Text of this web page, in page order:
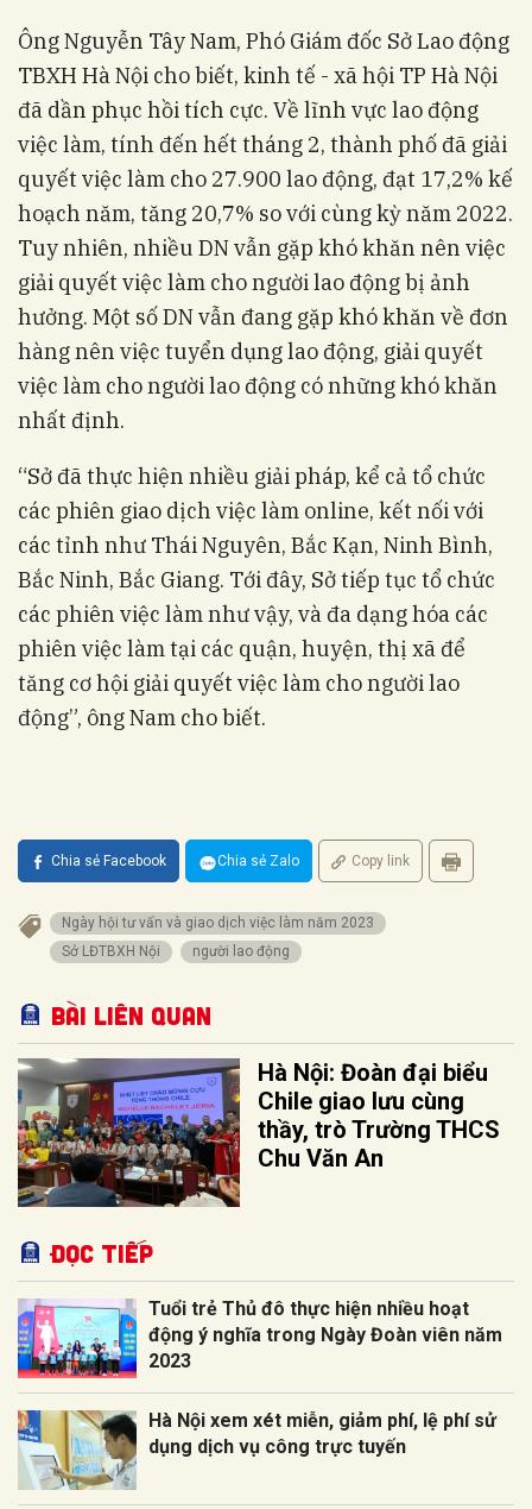
Ông Nguyễn Tây Nam, Phó Giám đốc Sở Lao động
TBXH Hà Nội cho biết, kinh tế - xã hội TP Hà Nội
đã dần phục hồi tích cực. Về lĩnh vực lao động
việc làm, tính đến hết tháng 2, thành phố đã giải
quyết việc làm cho 27.900 lao động, đạt 17,2% kế
hoạch năm, tăng 20,7% so với cùng kỳ năm 2022.
Tuy nhiên, nhiều DN vẫn gặp khó khăn nên việc
giải quyết việc làm cho người lao động bị ảnh
hưởng. Một số DN vẫn đang gặp khó khăn về đơn
hàng nên việc tuyển dụng lao động, giải quyết
việc làm cho người lao động có những khó khăn
nhất định.
“Sở đã thực hiện nhiều giải pháp, kể cả tổ chức
các phiên giao dịch việc làm online, kết nối với
các tỉnh như Thái Nguyên, Bắc Kạn, Ninh Bình,
Bắc Ninh, Bắc Giang. Tới đây, Sở tiếp tục tổ chức
các phiên việc làm như vậy, và đa dạng hóa các
phiên việc làm tại các quận, huyện, thị xã để
tăng cơ hội giải quyết việc làm cho người lao
động”, ông Nam cho biết.
Chia sẻ Facebook Chia sẻ Zalo Copy link
Ngày hội tư vấn và giao dịch việc làm năm 2023
Sở LĐTBXH Nội
người lao động
Bài liên quan
Hà Nội: Đoàn đại biểu
Chile giao lưu cùng
thầy, trò Trường THCS
Chu Văn An
Đọc tiếp
Tuổi trẻ Thủ đô thực hiện nhiều hoạt
động ý nghĩa trong Ngày Đoàn viên năm
2023
Hà Nội xem xét miễn, giảm phí, lệ phí sử
dụng dịch vụ công trực tuyến